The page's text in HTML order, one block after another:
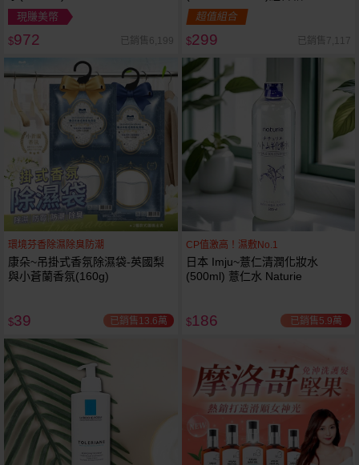
現賺美幣
$972 已銷售6,199
超值組合
$299 已銷售7,117
環境芬香除濕除臭防潮
康朵~吊掛式香氛除濕袋-英國梨
與小蒼蘭香氛(160g)
$39 已銷售13.6萬
CP值激高！濕敷No.1
日本 Imju~薏仁清潤化妝水
(500ml) 薏仁水 Naturie
$186 已銷售5.9萬